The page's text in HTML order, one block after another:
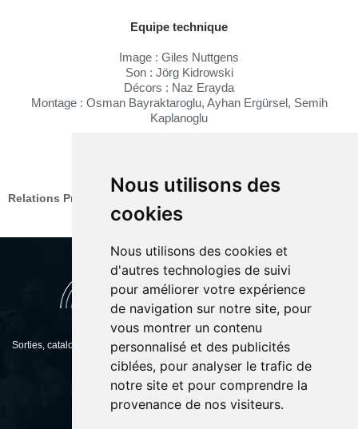
Nous utilisons des
cookies
Nous utilisons des cookies et
d'autres technologies de suivi
pour améliorer votre expérience
de navigation sur notre site, pour
vous montrer un contenu
personnalisé et des publicités
ciblées, pour analyser le trafic de
notre site et pour comprendre la
provenance de nos visiteurs.
Equipe technique
Image : Giles Nuttgens
Son : Jörg Kidrowski
Décors : Naz Erayda
Montage : Osman Bayraktaroglu, Ayhan Ergürsel, Semih
Kaplanoglu
Relations Presse :
Sorties, catalogue, présentation, retrouvez toutes les informations concernant
Dulac Distribution.